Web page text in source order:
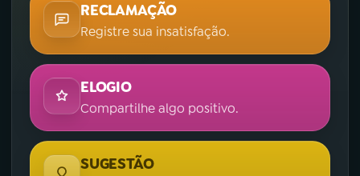
RECLAMAÇÃO
Registre sua insatisfação.
ELOGIO
Compartilhe algo positivo.
SUGESTÃO